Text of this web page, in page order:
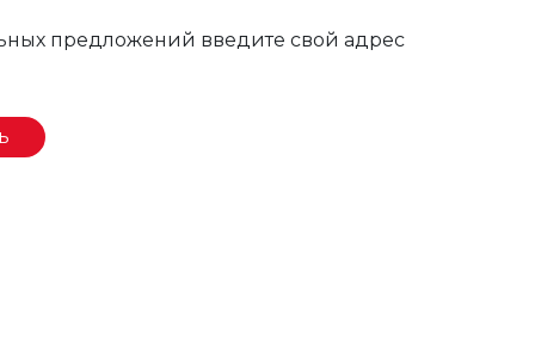
предложений введите свой адрес